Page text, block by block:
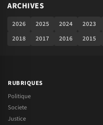
ARCHIVES
2026 2025 2024 2023
2018
2017 2016 2015
RUBRIQUES
Politique
Societe
Justice